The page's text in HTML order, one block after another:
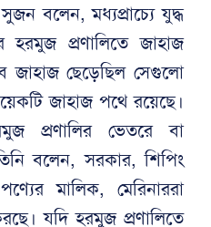
বলেন, মধ্যপ্রাচ্যে যুদ্ধ
প্রণালিতে জাহাজ
জাহাজ ছেড়েছিল সেগুলো
জাহাজ পথে রয়েছে।
প্রণালির ভেতরে বা
বলেন, সরকার, শিপিং
মালিক, মেরিনাররা
যদি হরমুজ প্রণালিতে